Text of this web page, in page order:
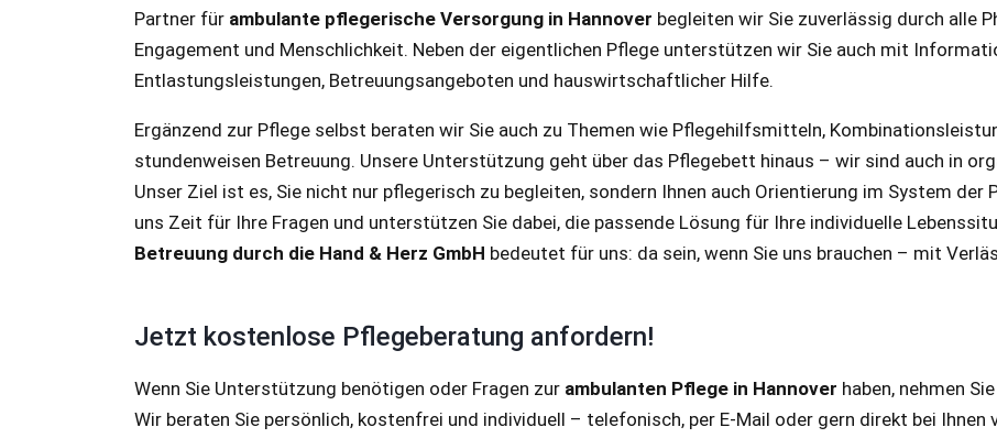
Partner für ambulante pflegerische Versorgung in Hannover begleiten wir Sie zuverlässig durch alle
Engagement und Menschlichkeit. Neben der eigentlichen Pflege unterstützen wir Sie auch mit
Entlastungsleistungen, Betreuungsangeboten und hauswirtschaftlicher Hilfe.
Ergänzend zur Pflege selbst beraten wir Sie auch zu Themen wie Pflegehilfsmitteln,
stundenweisen Betreuung. Unsere Unterstützung geht über das Pflegebett hinaus – wir sind auch in
Unser Ziel ist es, Sie nicht nur pflegerisch zu begleiten, sondern Ihnen auch Orientierung im System der
uns Zeit für Ihre Fragen und unterstützen Sie dabei, die passende Lösung für Ihre individuelle
Betreuung durch die Hand & Herz GmbH bedeutet für uns: da sein, wenn Sie uns brauchen – mit
Jetzt kostenlose Pflegeberatung anfordern!
Wenn Sie Unterstützung benötigen oder Fragen zur ambulanten Pflege in Hannover haben, nehmen
Wir beraten Sie persönlich, kostenfrei und individuell – telefonisch, per E-Mail oder gern direkt bei